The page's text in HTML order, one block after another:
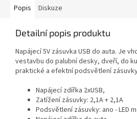
Popis Diskuze
Detailní popis produktu
Napájecí 5V zásuvka USB do auta. Je
vestavbu do palubní desky, dveří, do
praktické a efektní podsvětlení
Napájecí zdířka 2xUSB,
Zatížení zásuvky: 2,1A + 2,1A
Podsvětlení zásuvky: ano - LED